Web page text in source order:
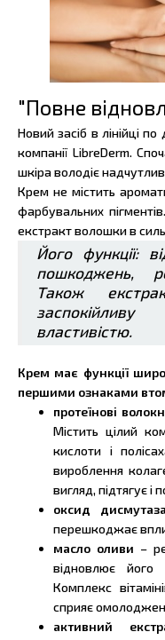
"Повне
Новий засіб в лінійці
компанії LibreDerm.
шкіра володіє
Крем не містить
фарбувальних
екстракт волошки в
Його функції:
пошкоджень,
Також
властивістю.
Крем має функції
першими ознаками
протеїнові
Містить цілий
кислоти і
вироблення
вигляд, підтягує
оксид дисмутаза
перешкоджає
масло оливи –
відновлює
Комплекс
сприяє
активний